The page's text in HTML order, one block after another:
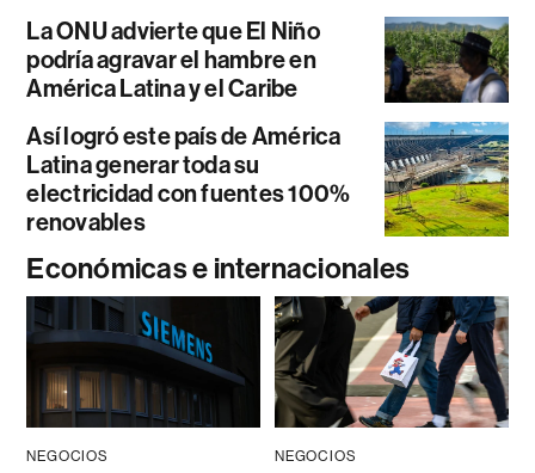
La ONU advierte que El Niño
podría agravar el hambre en
América Latina y el Caribe
Así logró este país de América
Latina generar toda su
electricidad con fuentes 100%
renovables
Económicas e internacionales
NEGOCIOS NEGOCIOS